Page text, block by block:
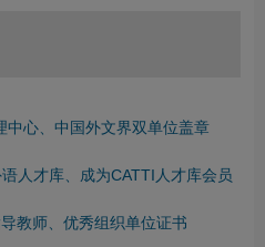
中心、中国外文界双单位盖章
人才库、成为CATTI人才库会员
教师、优秀组织单位证书